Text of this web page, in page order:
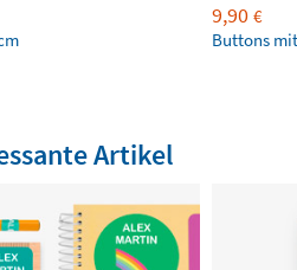
9,90 €
Buttons
Artikel